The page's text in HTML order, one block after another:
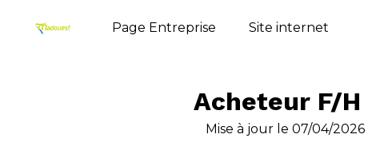
Page Entreprise Site internet
Acheteur F/H
Mise à jour le 07/04/2026